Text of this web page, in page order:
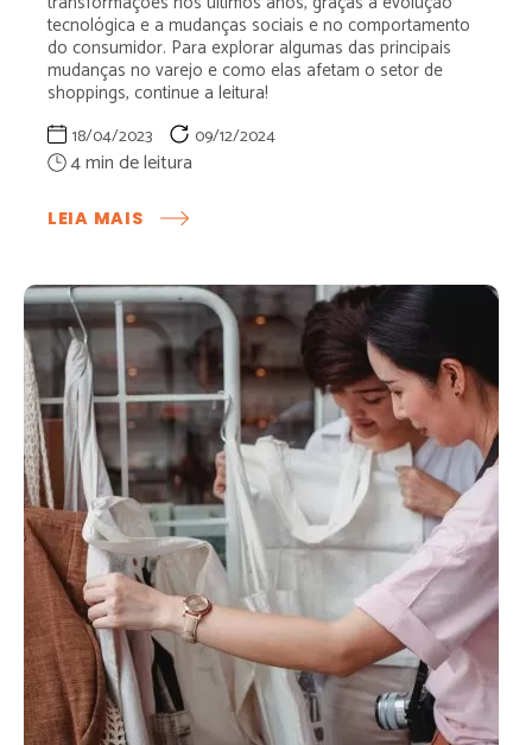
tecnológica e a mudanças sociais e no comportamento
do consumidor. Para explorar algumas das principais
mudanças no varejo e como elas afetam o setor de
shoppings, continue a leitura!
18/04/2023 09/12/2024
LEIA MAIS
MUDANÇAS
VAREJO:
O
QUE
ESPERAR
DO
FUTURO
DO
SETOR?